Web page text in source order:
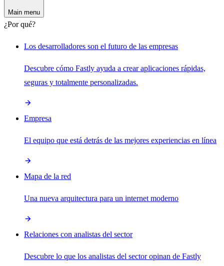
Main menu
¿Por qué?
Los desarrolladores son el futuro de las empresas
Descubre cómo Fastly ayuda a crear aplicaciones rápidas,
seguras y totalmente personalizadas.
Empresa
El equipo que está detrás de las mejores experiencias en línea
Mapa de la red
Una nueva arquitectura para un internet moderno
Relaciones con analistas del sector
Descubre lo que los analistas del sector opinan de Fastly